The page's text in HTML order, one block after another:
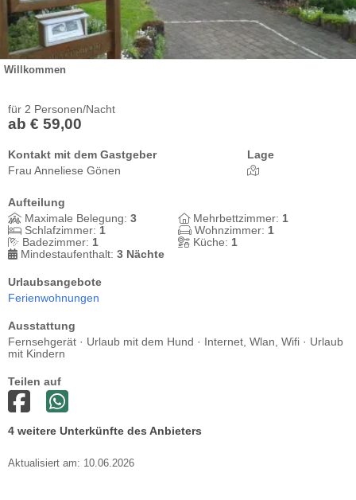
Willkommen
für 2 Personen/Nacht
ab € 59,00
Kontakt mit dem Gastgeber
Frau Anneliese Gönen
Lage
Aufteilung
Maximale Belegung: 3 Mehrbettzimmer: 1
Schlafzimmer: 1 Wohnzimmer: 1
Badezimmer: 1 Küche: 1
Mindestaufenthalt: 3 Nächte
Urlaubsangebote
Ferienwohnungen
Ausstattung
Fernsehgerät · Urlaub mit dem Hund · Internet, Wlan, Wifi · Urlaub
mit Kindern
Teilen auf
4 weitere Unterkünfte des Anbieters
Aktualisiert am: 10.06.2026